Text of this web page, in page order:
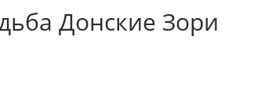
Донские Зори